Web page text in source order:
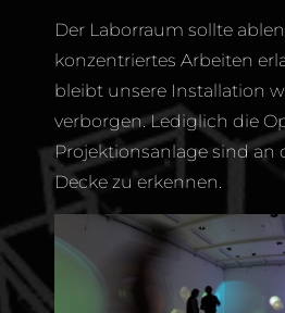
Der Laborraum sollte
konzentriertes Arbeiten
bleibt unsere Installation
verborgen. Lediglich die
Projektionsanlage sind an
Decke zu erkennen.